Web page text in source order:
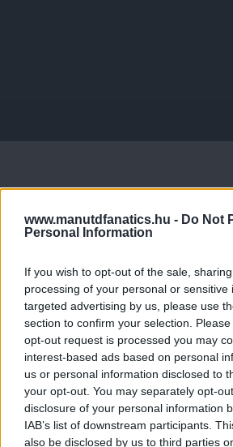
www.manutdfanatics.hu - Do Not
Personal Information
If you wish to opt-out of the sale,
processing of your personal or sensitive
targeted advertising by us, please use
section to confirm your selection.
opt-out request is processed you may
interest-based ads based on personal
us or personal information disclosed to
your opt-out. You may separately opt-
disclosure of your personal information
IAB’s list of downstream participants.
also be disclosed by us to third parties